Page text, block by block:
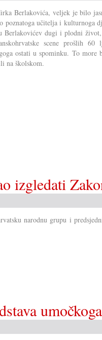
Berlakovića, veljek je bilo
poznatoga učitelja i kulturnoga
Berlakovićev dugi i plodni
scene prošlih
ostati u spominku. To more
na školskom.
izgledati
narodnu grupu i